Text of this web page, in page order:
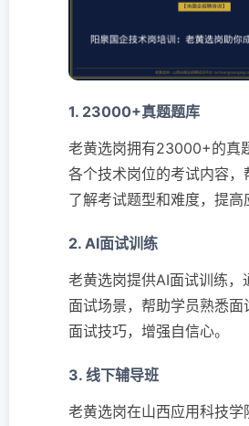
1. 23000+真题题库
老黄选岗拥有23000+的真
各个技术岗位的考试内容，
了解考试题型和难度，提高
2. AI面试训练
老黄选岗提供AI面试训练，
面试场景，帮助学员熟悉面
面试技巧，增强自信心。
3. 线下辅导班
老黄选岗在山西应用科技学